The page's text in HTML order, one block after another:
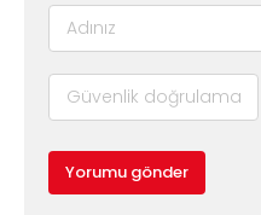
Yorumu gönder